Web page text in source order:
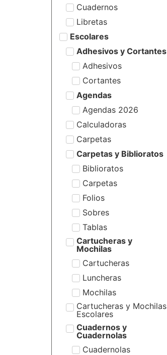
Cuadernos
Libretas
Escolares
Adhesivos y Cortantes
Adhesivos
Cortantes
Agendas
Agendas 2026
Calculadoras
Carpetas
Carpetas y Biblioratos
Biblioratos
Carpetas
Folios
Sobres
Tablas
Cartucheras y
Mochilas
Cartucheras
Luncheras
Mochilas
Cartucheras y Mochilas
Escolares
Cuadernos y
Cuadernolas
Cuadernolas